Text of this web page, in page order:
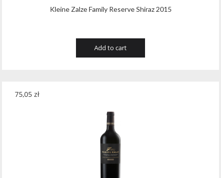
Kleine Zalze Family Reserve Shiraz 2015
Add to cart
75,05 zł